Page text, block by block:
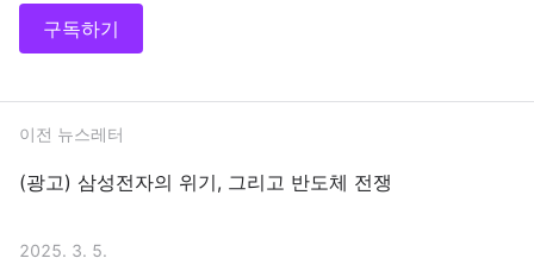
구독하기
이전 뉴스레터
(광고) 삼성전자의 위기, 그리고 반도체 전쟁
2025. 3. 5.